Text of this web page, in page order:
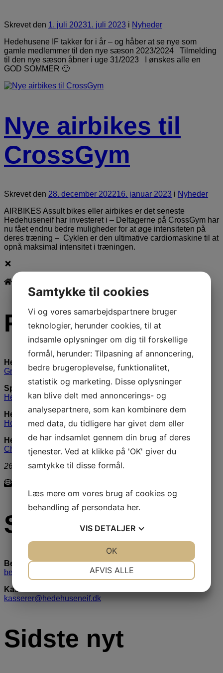
Skrevetden 1. juli 20231. juli 2023 i Nyheder
Hedehusene IF takker for i år – og håber at se nye som
gamle medlemmer til den nye sæson 2023/2024 Tilmelding
til den nye sæson åbner i uge 31/2023 I ønskes alle en
GOD SOMMER 🙂
Nye airbikes til
CrossGym
Skrevetden 28. december 202216. januar 2023 i Nyheder
AIRBIKES Assult bikes eller airbikes er det seneste
Hedehuseneif har investeret i – Deltagerne på CrossGym har
nu fået endnu bedre muligheder for at øge intensiteten på
deres træning – Cyklen er den ultimative cardiomaskine til at
opnå maksimal intensitet i træningen.
Find os her
Hedehusene Skole
Græshøjvej 4/Hovedgaden 448
Springcenter Nærheden
Hedesvinget 1
Hedehuset
Hovedgaden 371
Hedehushallen
Charlottegårdsvej 4
2640 Hedehusene
Skriv til os
Bestyrelsen
bestyrelse@hedehuseneif.dk
Kasserer
kasserer@hedehuseneif.dk
Sidste nyt
Samtykke til cookies
Vi og vores samarbejdspartnere bruger
teknologier, herunder cookies, til at
indsamle oplysninger om dig til forskellige
formål, herunder: Tilpasning af annoncering,
bedre brugeroplevelse, funktionalitet,
statistik og marketing. Disse oplysninger
kan blive delt med annoncerings- og
analysepartnere, som kan kombinere dem
med data, du tidligere har givet dem eller
de har indsamlet gennem din brug af deres
tjenester. Ved at klikke på 'OK' giver du
samtykke til disse formål.
Læs mere om vores brug af cookies og
behandling af persondata her.
VIS DETALJER
MARKETING
AFVIS ALLE
OK